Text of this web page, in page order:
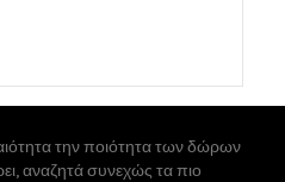
την ποιότητα των δώρων
αναζητά συνεχώς τα πιο